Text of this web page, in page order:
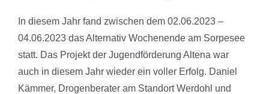
In diesem Jahr fand zwischen dem 02.06.2023 –
04.06.2023 das Alternativ Wochenende am Sorpesee
statt. Das Projekt der Jugendförderung Altena war
auch in diesem Jahr wieder ein voller Erfolg. Daniel
Kämmer, Drogenberater am Standort Werdohl und